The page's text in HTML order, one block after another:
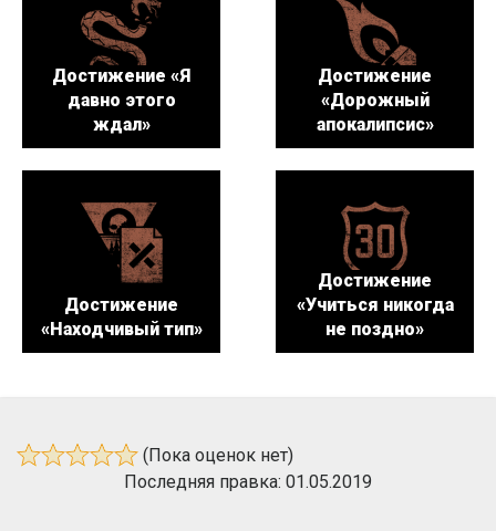
Достижение «Я
давно этого
ждал»
Достижение
«Дорожный
апокалипсис»
Достижение
«Находчивый тип»
Достижение
«Учиться никогда
не поздно»
(Пока оценок нет)
Последняя правка: 01.05.2019